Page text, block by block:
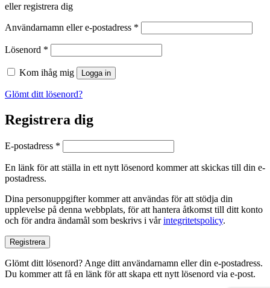
eller registrera dig
Användarnamn eller e-postadress *
Lösenord *
Kom ihåg mig Logga in
Glömt ditt lösenord?
Registrera dig
E-postadress *
En länk för att ställa in ett nytt lösenord kommer att skickas till din e-
postadress.
Dina personuppgifter kommer att användas för att stödja din
upplevelse på denna webbplats, för att hantera åtkomst till ditt konto
och för andra ändamål som beskrivs i vårintegritetspolicy.
Registrera
Glömt ditt lösenord? Ange ditt användarnamn eller din e-postadress.
Du kommer att få en länk för att skapa ett nytt lösenord via e-post.